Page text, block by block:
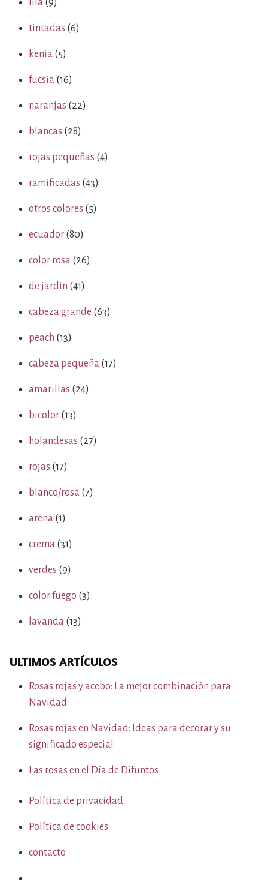
lila (9)
tintadas (6)
kenia (5)
fucsia (16)
naranjas (22)
blancas (28)
rojas pequeñas (4)
ramificadas (43)
otros colores (5)
ecuador (80)
color rosa (26)
de jardin (41)
cabeza grande (63)
peach (13)
cabeza pequeña (17)
amarillas (24)
bicolor (13)
holandesas (27)
rojas (17)
blanco/rosa (7)
arena (1)
crema (31)
verdes (9)
color fuego (3)
lavanda (13)
ULTIMOS ARTÍCULOS
Rosas rojas y acebo: La mejor combinación para
Navidad
Rosas rojas en Navidad: Ideas para decorar y su
significado especial
Las rosas en el Día de Difuntos
Política de privacidad
Política de cookies
contacto